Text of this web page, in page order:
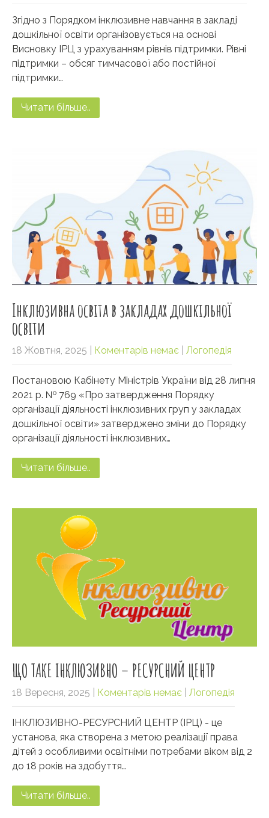
Згідно з Порядком інклюзивне навчання в закладі
дошкільної освіти організовується на основі
Висновку ІРЦ з урахуванням рівнів підтримки. Рівні
підтримки – обсяг тимчасової або постійної
підтримки…
Читати більше..
Інклюзивна освіта в закладах дошкільної
освіти
18 Жовтня, 2025 Коментарів немає Логопедія
Постановою Кабінету Міністрів України від 28 липня
2021 р. № 769 «Про затвердження Порядку
організації діяльності інклюзивних груп у закладах
дошкільної освіти» затверджено зміни до Порядку
організації діяльності інклюзивних…
Читати більше..
ЩО ТАКЕ ІНКЛЮЗИВНО – РЕСУРСНИЙ ЦЕНТР
18 Вересня, 2025 Коментарів немає Логопедія
ІНКЛЮЗИВНО-РЕСУРСНИЙ ЦЕНТР (ІРЦ) - це
установа, яка створена з метою реалізації права
дітей з особливими освітніми потребами віком від 2
до 18 років на здобуття…
Читати більше..